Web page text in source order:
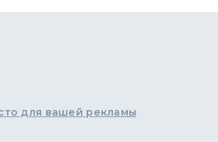
для вашей рекламы